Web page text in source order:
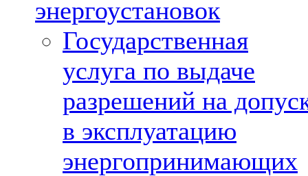
энергоустановок
Государственная
услуга по выдаче
разрешений на
в эксплуатацию
энергопринимающих